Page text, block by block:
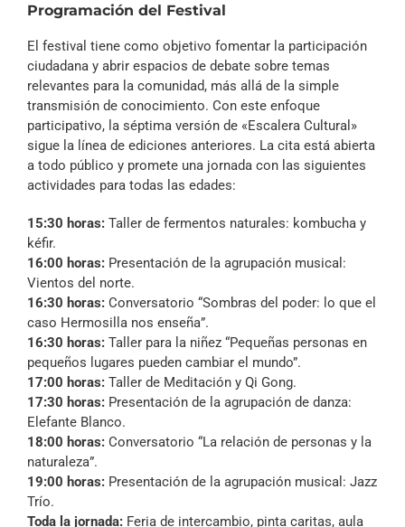
Programación del Festival
El festival tiene como objetivo fomentar la participación
ciudadana y abrir espacios de debate sobre temas
relevantes para la comunidad, más allá de la simple
transmisión de conocimiento. Con este enfoque
participativo, la séptima versión de «Escalera Cultural»
sigue la línea de ediciones anteriores. La cita está abierta
a todo público y promete una jornada con las siguientes
actividades para todas las edades:
15:30 horas: Taller de fermentos naturales: kombucha y
kéfir.
16:00 horas: Presentación de la agrupación musical:
Vientos del norte.
16:30 horas: Conversatorio “Sombras del poder: lo que el
caso Hermosilla nos enseña”.
16:30 horas: Taller para la niñez “Pequeñas personas en
pequeños lugares pueden cambiar el mundo”.
17:00 horas: Taller de Meditación y Qi Gong.
17:30 horas: Presentación de la agrupación de danza:
Elefante Blanco.
18:00 horas: Conversatorio “La relación de personas y la
naturaleza”.
19:00 horas: Presentación de la agrupación musical: Jazz
Trío.
Toda la jornada: Feria de intercambio, pinta caritas, aula